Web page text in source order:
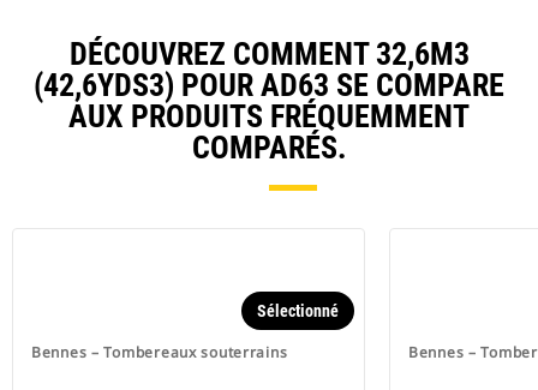
DÉCOUVREZ COMMENT 32,6M3
(42,6YDS3) POUR AD63 SE COMPARE
AUX PRODUITS FRÉQUEMMENT
COMPARÉS.
Bennes – Tombereaux souterrains
Sélectionné
Bennes –